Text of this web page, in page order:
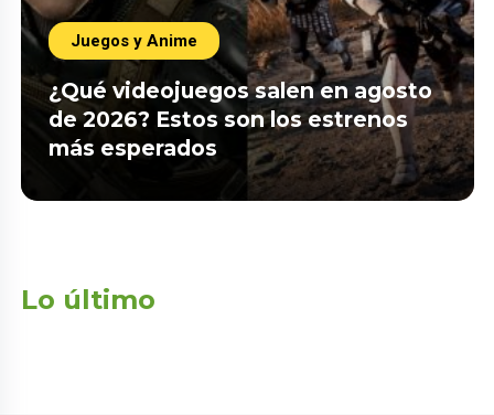
Juegos y Anime
¿Qué videojuegos salen en agosto
de 2026? Estos son los estrenos
más esperados
Lo último